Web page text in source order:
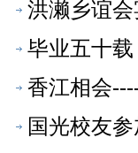
洪濑乡谊
毕业五十
香江相会
国光校友